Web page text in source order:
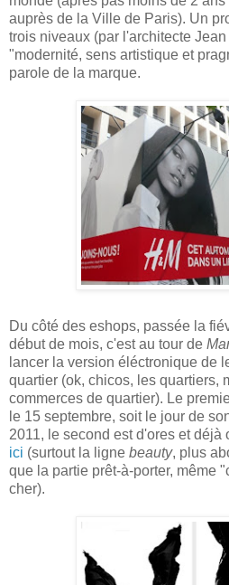
auprès de la Ville de Paris). Un
trois niveaux (par l'architecte
"modernité, sens artistique et
parole de la marque.
Du côté des eshops, passée la
début de mois, c'est au tour de
lancer la version éléctronique de
quartier (ok, chicos, les quartiers,
commerces de quartier). Le
le 15 septembre, soit le jour de
2011, le second est d'ores et déjà
ici (surtout la ligne beauty, plus
que la partie prêt-à-porter, même
cher).